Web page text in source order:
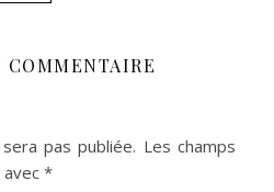
COMMENTAIRE
pas publiée. Les champs
*